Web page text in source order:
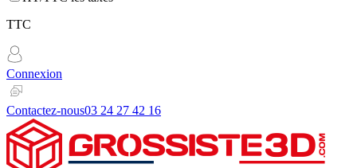
TTC
Connexion
Contactez-nous03 24 27 42 16